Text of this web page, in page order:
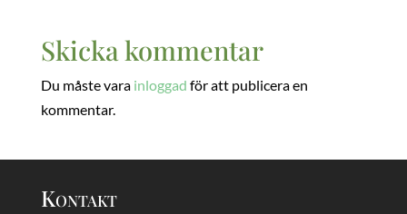
Skicka kommentar
Du måste vara inloggad för att publicera en
kommentar.
Kontakt